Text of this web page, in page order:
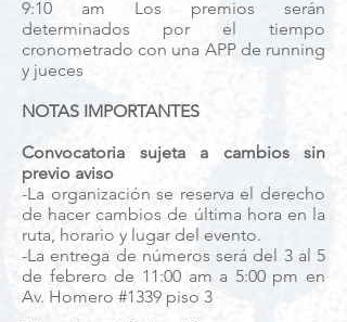
9:10 am Los premios serán
determinados por el tiempo
cronometrado con una APP de running
y jueces
NOTAS IMPORTANTES
Convocatoria sujeta a cambios sin
previo aviso
-La organización se reserva el derecho
de hacer cambios de última hora en la
ruta, horario y lugar del evento.
-La entrega de números será del 3 al 5
de febrero de 11:00 am a 5:00 pm en
Av. Homero #1339 piso 3